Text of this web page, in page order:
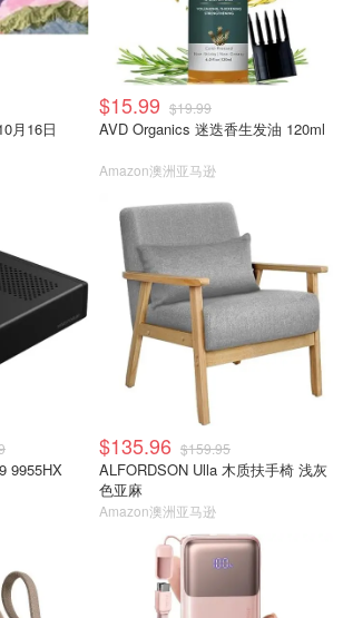
月16日
$15.99 $19.99
AVD Organics 迷迭香生发油 120ml
Amazon澳洲亚马逊
9955HX
$135.96 $159.95
ALFORDSON Ulla 木质扶手椅 浅灰
色亚麻
Amazon澳洲亚马逊